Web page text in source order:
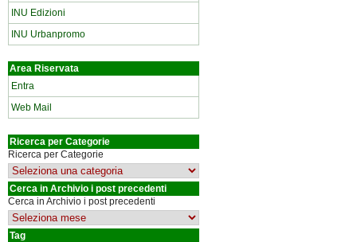
INU Edizioni
INU Urbanpromo
Area Riservata
Entra
Web Mail
Ricerca per Categorie
Ricerca per Categorie
Cerca in Archivio i post precedenti
Cerca in Archivio i post precedenti
Tag